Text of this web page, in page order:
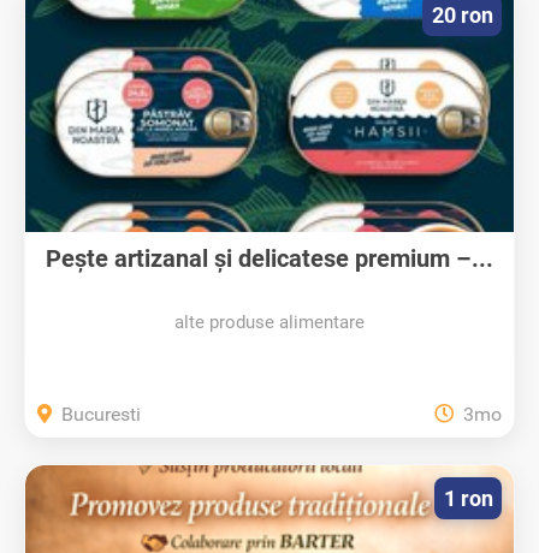
Pește artizanal și delicatese premium –...
alte produse alimentare
20 ron
Bucuresti 3mo
1 ron